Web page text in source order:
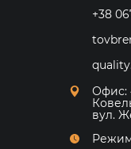
+38
Офис:
вул.